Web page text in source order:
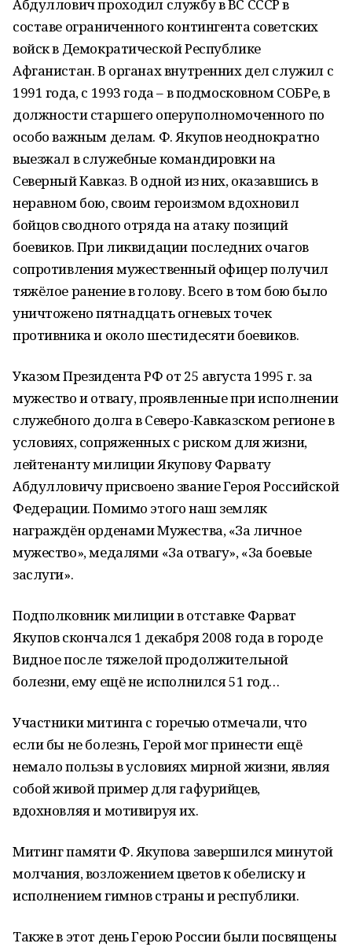
Абдуллович проходил службу в ВС СССР в
составе ограниченного контингента советских
войск в Демократической Республике
Афганистан. В органах внутренних дел служил с
1991 года, с 1993 года – в подмосковном СОБРе, в
должности старшего оперуполномоченного по
особо важным делам. Ф. Якупов неоднократно
выезжал в служебные командировки на
Северный Кавказ. В одной из них, оказавшись в
неравном бою, своим героизмом вдохновил
бойцов сводного отряда на атаку позиций
боевиков. При ликвидации последних очагов
сопротивления мужественный офицер получил
тяжёлое ранение в голову. Всего в том бою было
уничтожено пятнадцать огневых точек
противника и около шестидесяти боевиков.
Указом Президента РФ от 25 августа 1995 г. за
мужество и отвагу, проявленные при исполнении
служебного долга в Северо-Кавказском регионе в
условиях, сопряженных с риском для жизни,
лейтенанту милиции Якупову Фарвату
Абдулловичу присвоено звание Героя Российской
Федерации. Помимо этого наш земляк
награждён орденами Мужества, «За личное
мужество», медалями «За отвагу», «За боевые
заслуги».
Подполковник милиции в отставке Фарват
Якупов скончался 1 декабря 2008 года в городе
Видное после тяжелой продолжительной
болезни, ему ещё не исполнился 51 год…
Участники митинга с горечью отмечали, что
если бы не болезнь, Герой мог принести ещё
немало пользы в условиях мирной жизни, являя
собой живой пример для гафурийцев,
вдохновляя и мотивируя их.
Митинг памяти Ф. Якупова завершился минутой
молчания, возложением цветов к обелиску и
исполнением гимнов страны и республики.
Также в этот день Герою России были посвящены